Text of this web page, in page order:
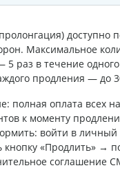
доступно
Максимальное
раз в течение
продления — до
полная оплата всех
к моменту
войти в личный
кнопку «Продлить» →
соглашение